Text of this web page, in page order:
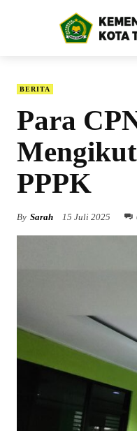
BERITA
Para
PPPK
By Sarah 15 Juli 2025